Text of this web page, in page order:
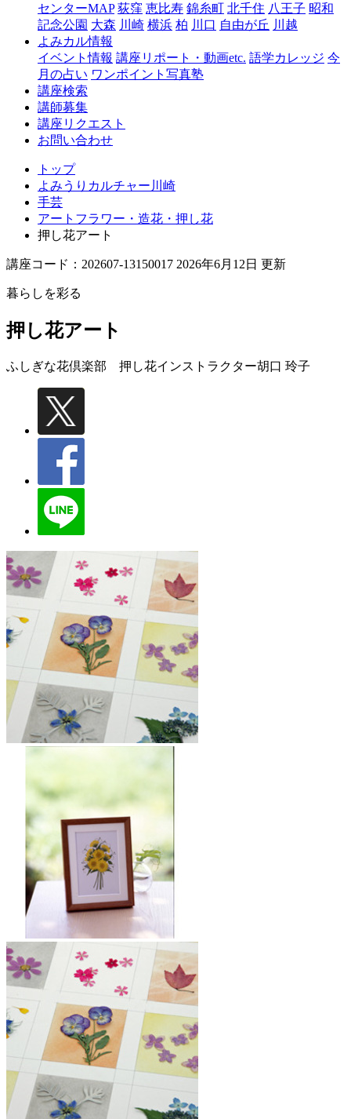
崎
センターMAP 荻窪 恵比寿 錦糸町 北千住 八王子 昭和
記念公園 大森 川崎 横浜 柏 川口 自由が丘 川越
よみカル情報
イベント情報 講座リポート・動画etc. 語学カレッジ 今
月の占い ワンポイント写真塾
講座検索
講師募集
講座リクエスト
お問い合わせ
トップ
よみうりカルチャー川崎
手芸
アートフラワー・造花・押し花
押し花アート
講座コード：202607-13150017 2026年6月12日 更新
暮らしを彩る
押し花アート
ふしぎな花倶楽部 押し花インストラクター胡口 玲子